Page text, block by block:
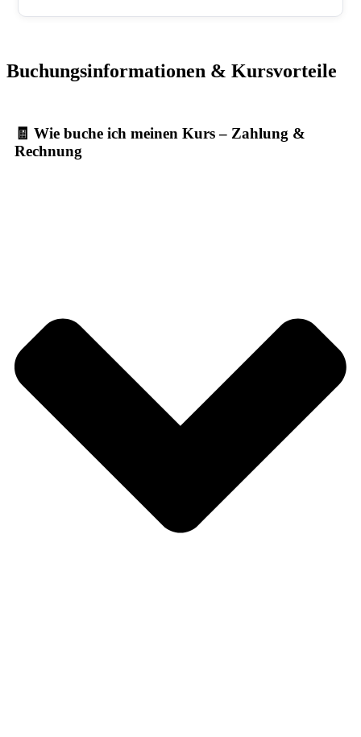
Buchungsinformationen & Kursvorteile
🧾 Wie buche ich meinen Kurs – Zahlung &
Rechnung